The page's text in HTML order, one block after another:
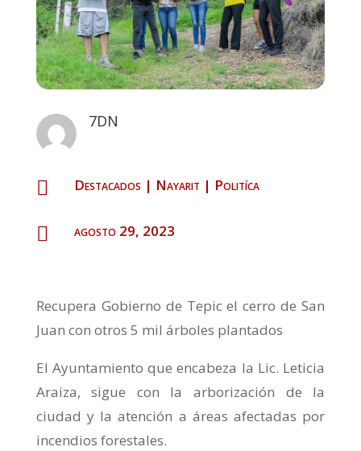
7DN
 Destacados | Nayarit | Politíca
 agosto 29, 2023
Recupera Gobierno de Tepic el cerro de San
Juan con otros 5 mil árboles plantados
El Ayuntamiento que encabeza la Lic. Leticia
Araiza, sigue con la arborización de la
ciudad y la atención a áreas afectadas por
incendios forestales.